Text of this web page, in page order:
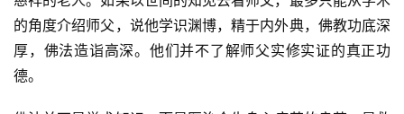
益
慈
善
佛
的角度介绍师父，说他学识渊博，精于内外典，佛教功底深
厚，佛法造诣高深。他们并不了解师父实修实证的真正功
德。